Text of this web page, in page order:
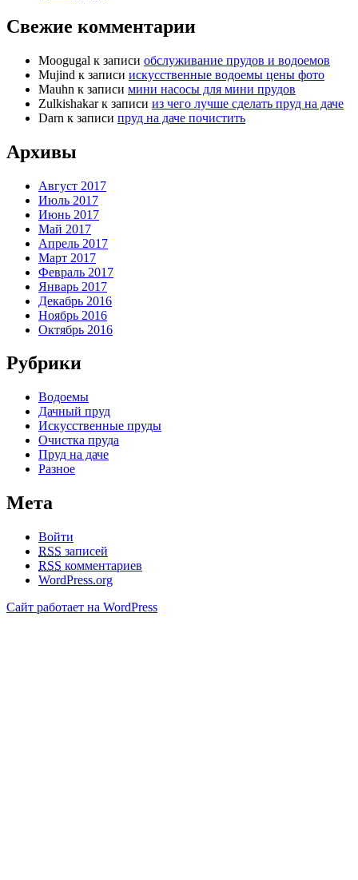
Свежие комментарии
Moogugal к записи обслуживание прудов и водоемов
Mujind к записи искусственные водоемы цены фото
Mauhn к записи мини насосы для мини прудов
Zulkishakarк записи из чего лучше сделать пруд на даче
Darn к записи пруд на даче почистить
Архивы
Август 2017
Июль 2017
Июнь 2017
Май 2017
Апрель 2017
Март 2017
Февраль 2017
Январь 2017
Декабрь 2016
Ноябрь 2016
Октябрь 2016
Рубрики
Водоемы
Дачный пруд
Искусственные пруды
Очистка пруда
Пруд на даче
Разное
Мета
Войти
RSS записей
RSS комментариев
WordPress.org
Сайт работает на WordPress